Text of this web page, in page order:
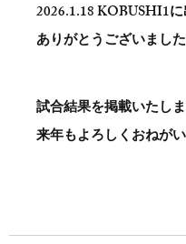
2026.1.18KOBUSHI1
ありがとう​ございました
試合結果を掲載いたしま
来年もよろしくおねがい